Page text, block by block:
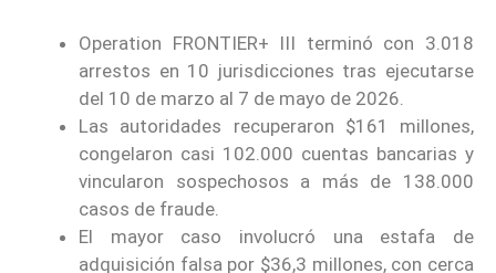
Operation FRONTIER+ III terminó con 3.018
arrestos en 10 jurisdicciones tras ejecutarse
del 10 de marzo al 7 de mayo de 2026.
Las autoridades recuperaron $161 millones,
congelaron casi 102.000 cuentas bancarias y
vincularon sospechosos a más de 138.000
casos de fraude.
El mayor caso involucró una estafa de
adquisición falsa por $36,3 millones, con cerca